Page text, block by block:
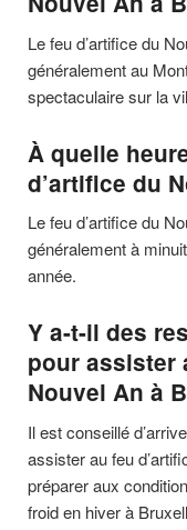
Le feu d’artifice du
généralement au
spectaculaire sur la
À quelle
d’artifice du
Le feu d’artifice du
généralement à
année.
Y a-t-il des
pour assister
Nouvel An à
Il est conseillé
assister au feu
préparer aux
froid en hiver à